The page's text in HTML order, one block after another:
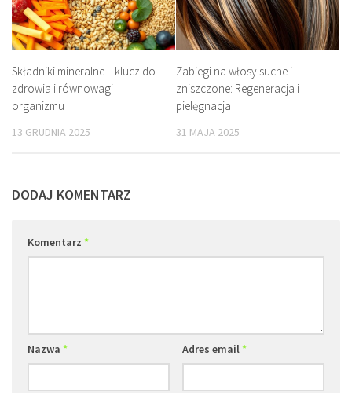
Składniki mineralne – klucz do
zdrowia i równowagi
organizmu
13 GRUDNIA 2025
Zabiegi na włosy suche i
zniszczone: Regeneracja i
pielęgnacja
31 MAJA 2025
DODAJ KOMENTARZ
Komentarz *
Nazwa * Adres email*